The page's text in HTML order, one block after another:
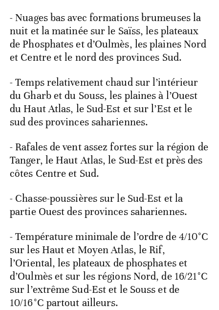
- Nuages bas avec formations brumeuses la
nuit et la matinée sur le Saïss, les plateaux
de Phosphates et d’Oulmès, les plaines Nord
et Centre et le nord des provinces Sud.
- Temps relativement chaud sur l’intérieur
du Gharb et du Souss, les plaines à l’Ouest
du Haut Atlas, le Sud-Est et sur l’Est et le
sud des provinces sahariennes.
- Rafales de vent assez fortes sur la région de
Tanger, le Haut Atlas, le Sud-Est et près des
côtes Centre et Sud.
- Chasse-poussières sur le Sud-Est et la
partie Ouest des provinces sahariennes.
- Température minimale de l’ordre de 4/10°C
sur les Haut et Moyen Atlas, le Rif,
l’Oriental, les plateaux de phosphates et
d’Oulmès et sur les régions Nord, de 16/21°C
sur l’extrême Sud-Est et le Souss et de
10/16°C partout ailleurs.